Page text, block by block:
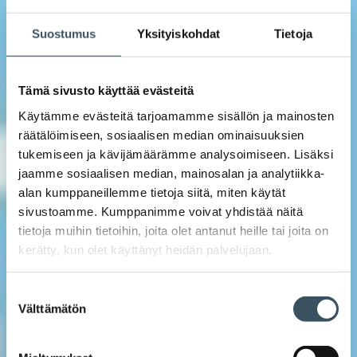
Suostumus Yksityiskohdat Tietoja
Tämä sivusto käyttää evästeitä
Käytämme evästeitä tarjoamamme sisällön ja mainosten
räätälöimiseen, sosiaalisen median ominaisuuksien
tukemiseen ja kävijämäärämme analysoimiseen. Lisäksi
jaamme sosiaalisen median, mainosalan ja analytiikka-
alan kumppaneillemme tietoja siitä, miten käytät
sivustoamme. Kumppanimme voivat yhdistää näitä
tietoja muihin tietoihin, joita olet antanut heille tai joita on
kerätty, kun olet käyttänyt heidän palvelujaan.
valinta
Välttämätön